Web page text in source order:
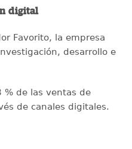
digital
Favorito, la empresa
desarrollo e
% de las ventas de
de canales digitales.